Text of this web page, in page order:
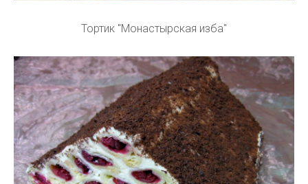
Тортик "Монастырская изба"